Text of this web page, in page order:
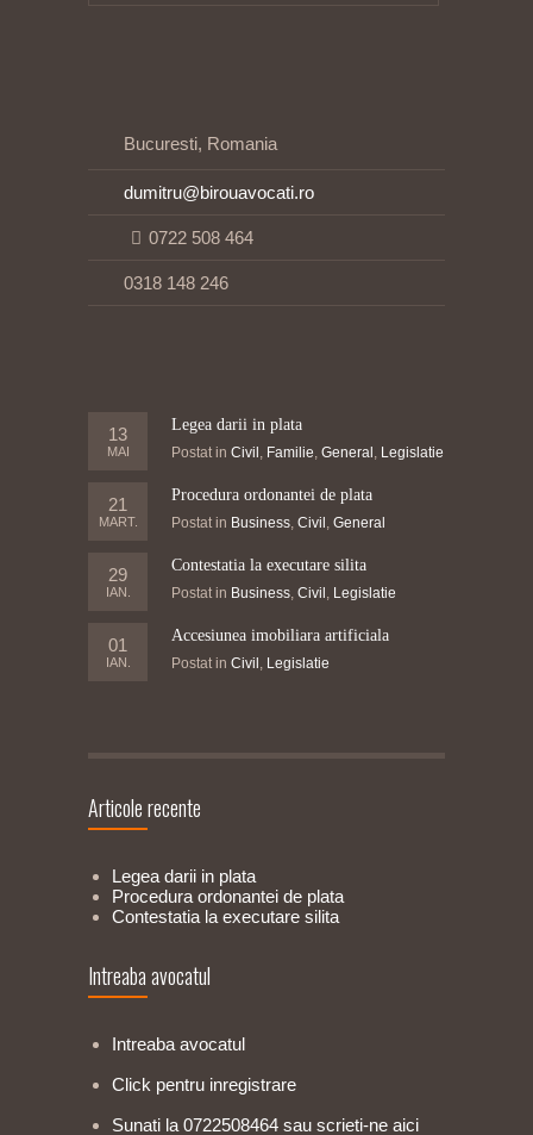
Bucuresti, Romania
dumitru@birouavocati.ro
0722 508 464
0318 148 246
13
MAI
Legea darii in plata
Postat in Civil , Familie, General , Legislatie
21
MART.
Procedura ordonantei de plata
Postat in Business, Civil , General
29
IAN.
Contestatia la executare silita
Postat in Business, Civil , Legislatie
01
IAN.
Accesiunea imobiliara artificiala
Postat in Civil , Legislatie
Articole recente
Legea darii in plata
Procedura ordonantei de plata
Contestatia la executare silita
Intreaba avocatul
Intreaba avocatul
Click pentru inregistrare
Sunati la 0722508464 sau scrieti-ne aici